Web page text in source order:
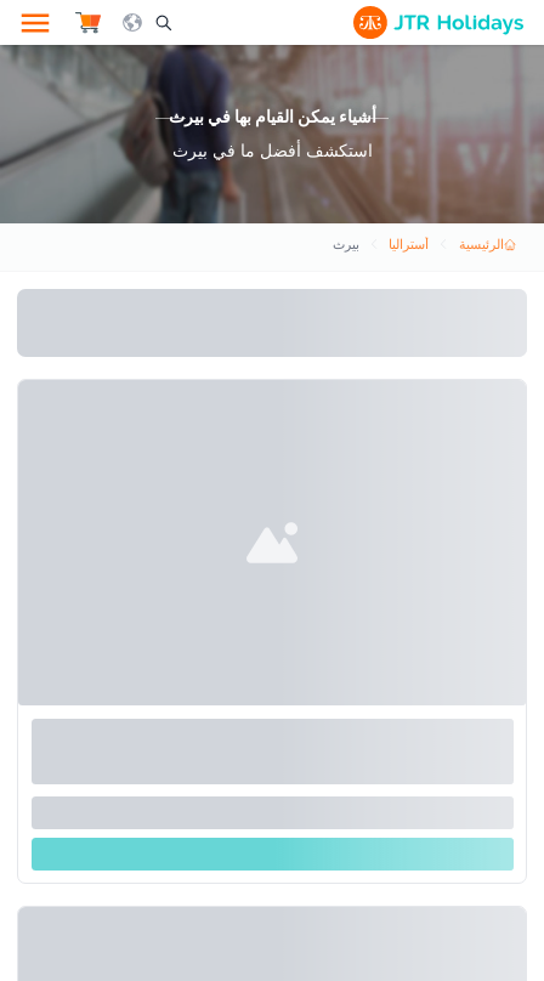
Search Opener Icon
أشياء يمكن القيام بها في بيرث
استكشف أفضل ما في بيرث
الرئيسية أستراليا بيرث